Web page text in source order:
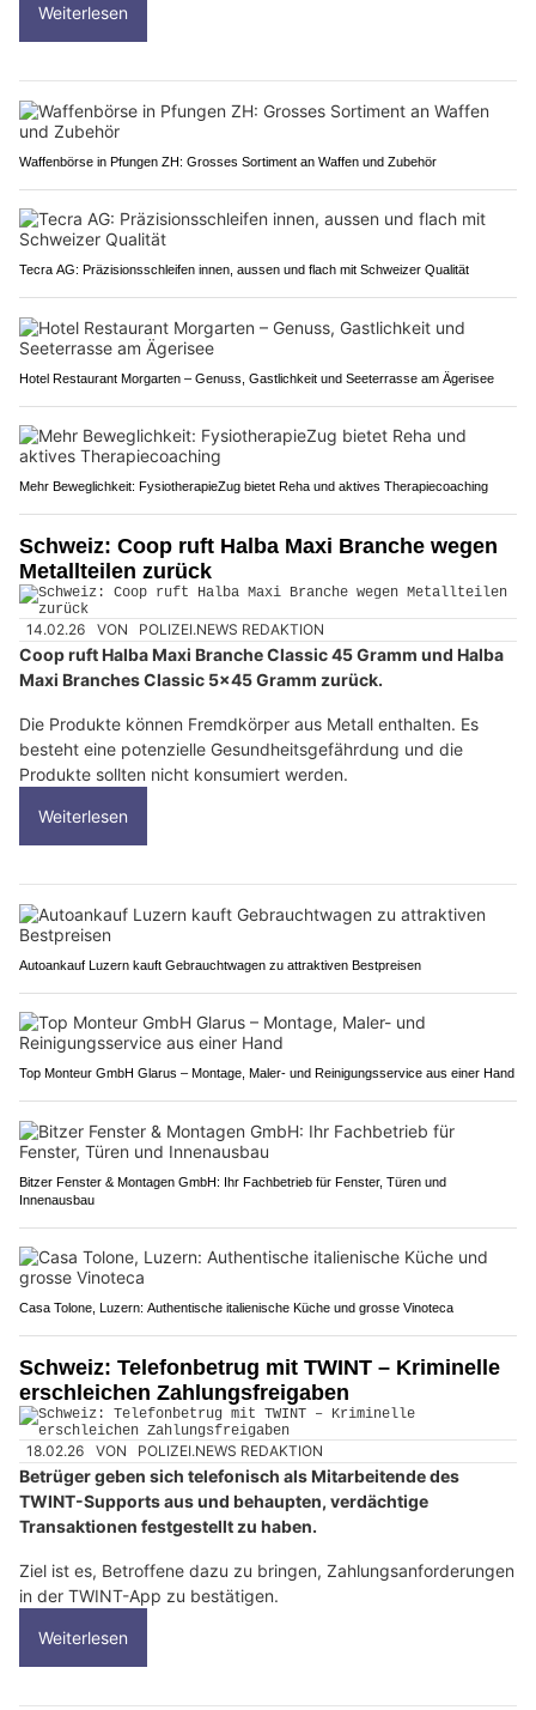
Weiterlesen
Waffenbörse in Pfungen ZH: Grosses Sortiment an Waffen und Zubehör
Tecra AG: Präzisionsschleifen innen, aussen und flach mit Schweizer Qualität
Hotel Restaurant Morgarten – Genuss, Gastlichkeit und Seeterrasse am Ägerisee
Mehr Beweglichkeit: FysiotherapieZug bietet Reha und aktives Therapiecoaching
Schweiz: Coop ruft Halba Maxi Branche wegen
Metallteilen zurück
14.02.26 VON POLIZEI.NEWS REDAKTION
Coop ruft Halba Maxi Branche Classic 45 Gramm und Halba
Maxi Branches Classic 5x45 Gramm zurück.
Die Produkte können Fremdkörper aus Metall enthalten. Es
besteht eine potenzielle Gesundheitsgefährdung und die
Produkte sollten nicht konsumiert werden.
Weiterlesen
Autoankauf Luzern kauft Gebrauchtwagen zu attraktiven Bestpreisen
Top Monteur GmbH Glarus – Montage, Maler- und Reinigungsservice aus einer Hand
Bitzer Fenster & Montagen GmbH: Ihr Fachbetrieb für Fenster, Türen und
Innenausbau
Casa Tolone, Luzern: Authentische italienische Küche und grosse Vinoteca
Schweiz: Telefonbetrug mit TWINT – Kriminelle
erschleichen Zahlungsfreigaben
18.02.26 VON POLIZEI.NEWS REDAKTION
Betrüger geben sich telefonisch als Mitarbeitende des
TWINT-Supports aus und behaupten, verdächtige
Transaktionen festgestellt zu haben.
Ziel ist es, Betroffene dazu zu bringen, Zahlungsanforderungen
in der TWINT-App zu bestätigen.
Weiterlesen